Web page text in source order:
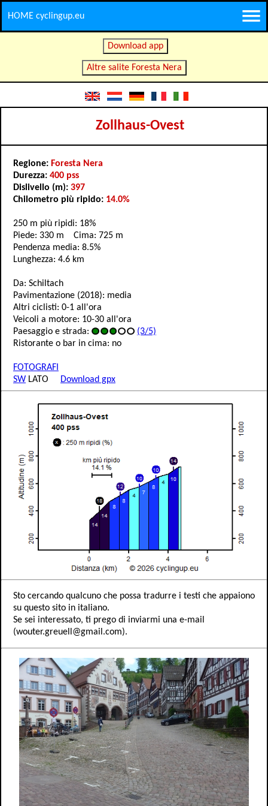
HOME cyclingup.eu
Download app
Altre salite Foresta Nera
Zollhaus-Ovest
Regione: Foresta Nera
Durezza: 400 pss
Dislivello (m): 397
Chilometro più ripido: 14.0%
250 m più ripidi: 18%
Piede: 330 m Cima: 725 m
Pendenza media: 8.5%
Lunghezza: 4.6 km
Da: Schiltach
Pavimentazione (2018): media
Altri ciclisti: 0-1 all'ora
Veicoli a motore: 10-30 all'ora
Paesaggio e strada:
(3/5)
Ristorante o bar in cima: no
FOTOGRAFI
SW LATO Download gpx
Sto cercando qualcuno che possa tradurre i testi che appaiono
su questo sito in italiano.
Se sei interessato, ti prego di inviarmi una e-mail
(wouter.greuell@gmail.com).